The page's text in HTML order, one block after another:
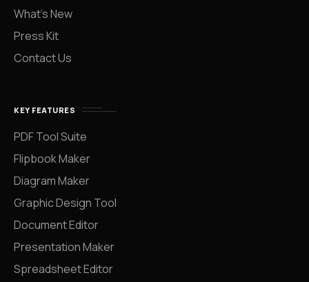
What’s New
Press Kit
Contact Us
KEY FEATURES
PDF Tool Suite
Flipbook Maker
Diagram Maker
Graphic Design Tool
Document Editor
Presentation Maker
Spreadsheet Editor